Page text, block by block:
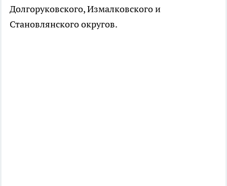
Долгоруковского, Измалковского и
Становлянского округов.